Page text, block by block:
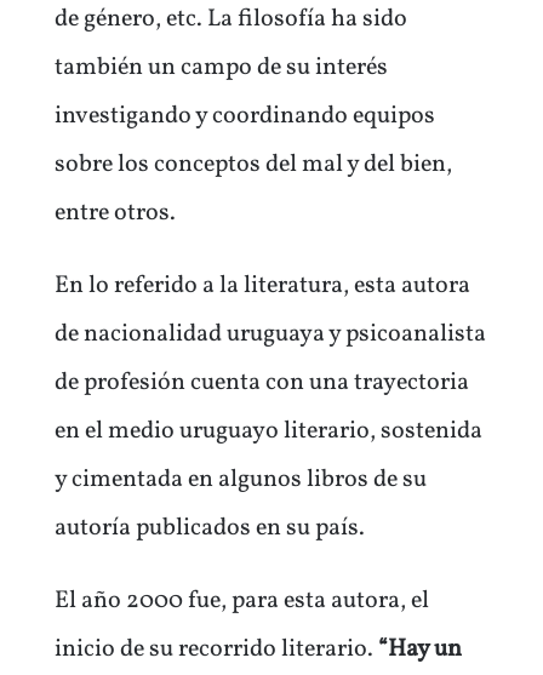
de género, etc. La filosofía ha sido
también un campo de su interés
investigando y coordinando equipos
sobre los conceptos del mal y del bien,
entre otros.
En lo referido a la literatura, esta autora
de nacionalidad uruguaya y psicoanalista
de profesión cuenta con una trayectoria
en el medio uruguayo literario, sostenida
y cimentada en algunos libros de su
autoría publicados en su país.
El año 2000 fue, para esta autora, el
inicio de su recorrido literario. “Hay un